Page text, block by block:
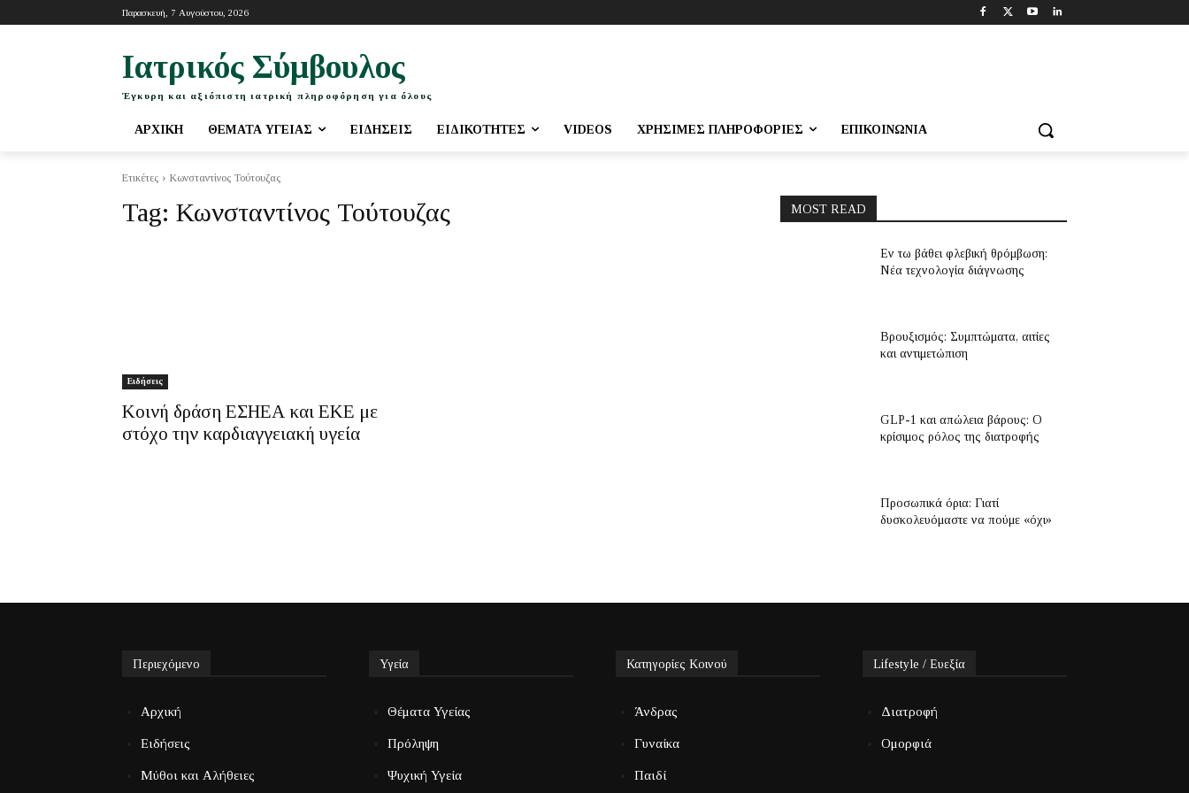
Παρασκευή, 7 Αυγούστου, 2026
Ιατρικός Σύμβουλος
Έγκυρη και αξιόπιστη ιατρική πληροφόρηση για όλους
ΑΡΧΙΚΉ ΘΈΜΑΤΑ ΥΓΕΊΑΣ ΕΙΔΉΣΕΙΣ ΕΙΔΙΚΌΤΗΤΕΣ VIDEOS ΧΡΉΣΙΜΕΣ ΠΛΗΡΟΦΟΡΊΕΣ ΕΠΙΚΟΙΝΩΝΊΑ
Ετικέτες Κωνσταντίνος Τούτουζας
Tag: Κωνσταντίνος Τούτουζας
Ειδήσεις
Κοινή δράση ΕΣΗΕΑ και ΕΚΕ με
στόχο την καρδιαγγειακή υγεία
MOST READ
Εν τω βάθει φλεβική θρόμβωση:
Νέα τεχνολογία διάγνωσης
Βρουξισμός: Συμπτώματα, αιτίες
και αντιμετώπιση
GLP-1 και απώλεια βάρους: Ο
κρίσιμος ρόλος της διατροφής
Προσωπικά όρια: Γιατί
δυσκολευόμαστε να πούμε «όχι»
Περιεχόμενο
Αρχική
Ειδήσεις
Μύθοι και Αλήθειες
Υγεία
Θέματα Υγείας
Πρόληψη
Ψυχική Υγεία
Κατηγορίες Κοινού
Άνδρας
Γυναίκα
Παιδί
Lifestyle / Ευεξία
Διατροφή
Ομορφιά